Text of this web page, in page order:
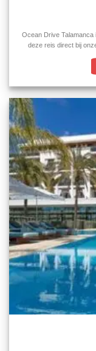
Ocean Drive
deze reis direct bij